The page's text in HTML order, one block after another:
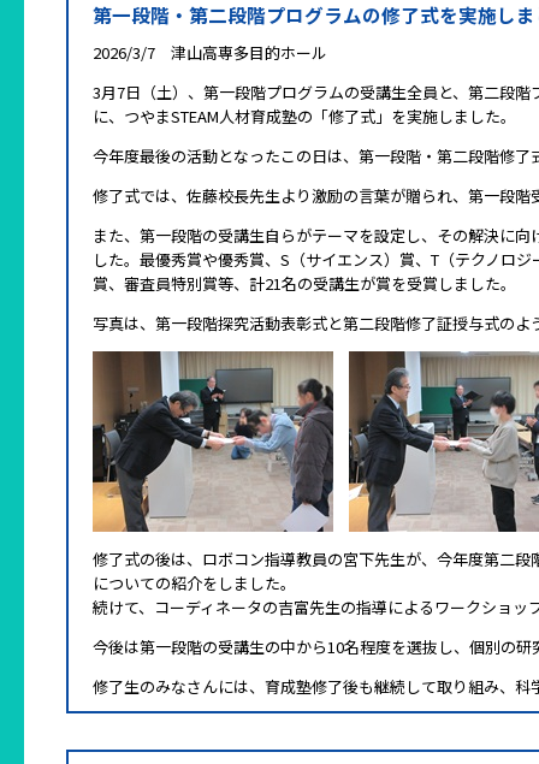
第一段階・第二段階プログラムの修了式を実施し
2026/3/7 津山高専多目的ホール
3月7日（土）、第一段階プログラムの受講生全員と、第二段
に、つやまSTEAM人材育成塾の「修了式」を実施しました。
今年度最後の活動となったこの日は、第一段階・第二段階修
修了式では、佐藤校長先生より激励の言葉が贈られ、第一段
また、第一段階の受講生自らがテーマを設定し、その解決に
した。最優秀賞や優秀賞、S（サイエンス）賞、T（テクノロ
賞、審査員特別賞等、計21名の受講生が賞を受賞しました。
写真は、第一段階探究活動表彰式と第二段階修了証授与式のよ
修了式の後は、ロボコン指導教員の宮下先生が、今年度第二
についての紹介をしました。
続けて、コーディネータの吉富先生の指導によるワークショ
今後は第一段階の受講生の中から10名程度を選抜し、個別の
修了生のみなさんには、育成塾修了後も継続して取り組み、